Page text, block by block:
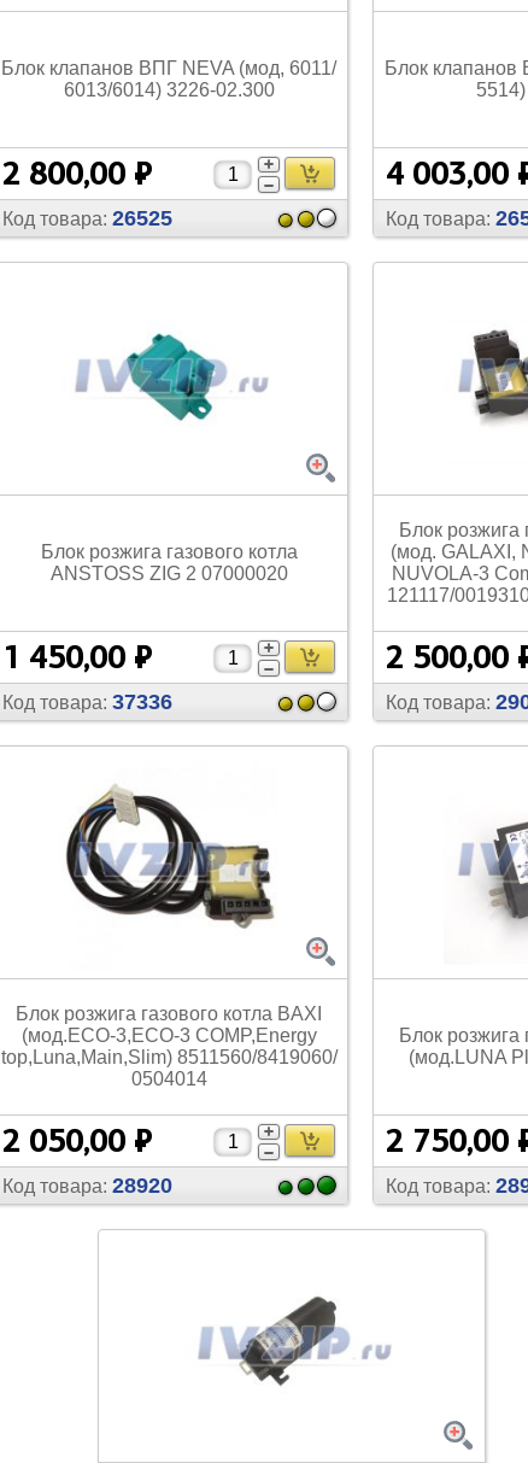
Блок клапанов ВПГ NEVA (мод, 6011/
6013/6014) 3226-02.300
2 800,00 ₽
Код товара: 26525
Блок клапанов
4 003,00
Код товара:
Блок розжига газового котла
ANSTOSS ZIG 2 07000020
1 450,00 ₽
Код товара: 37336
Блок розжига
(мод. GALAXI,
NUVOLA-3
121117/
2 500,00
Код товара:
Блок розжига газового котла BAXI
(мод.ECO-3,ECO-3 COMP,Energy
top,Luna,Main,Slim) 8511560/8419060/
0504014
2 050,00 ₽
Код товара: 28920
Блок розжига
(мод.LUNA
2 750,00
Код товара: